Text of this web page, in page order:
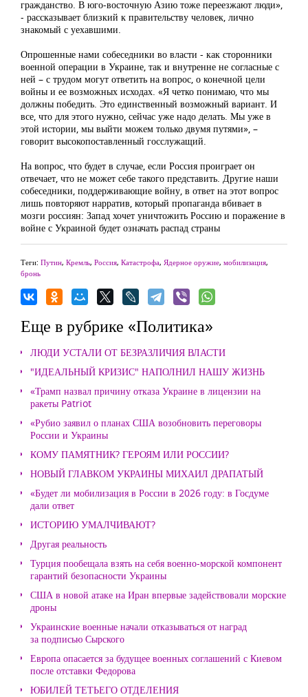
гражданство. В юго-восточную Азию тоже переезжают люди»,
- рассказывает близкий к правительству человек, лично
знакомый с уехавшими.
Опрошенные нами собеседники во власти - как сторонники
военной операции в Украине, так и внутренне не согласные с
ней – с трудом могут ответить на вопрос, о конечной цели
войны и ее возможных исходах. «Я четко понимаю, что мы
должны победить. Это единственный возможный вариант. И
все, что для этого нужно, сейчас уже надо делать. Мы уже в
этой истории, мы выйти можем только двумя путями», –
говорит высокопоставленный госслужащий.
На вопрос, что будет в случае, если Россия проиграет он
отвечает, что не может себе такого представить. Другие наши
собеседники, поддерживающие войну, в ответ на этот вопрос
лишь повторяют нарратив, который пропаганда вбивает в
мозги россиян: Запад хочет уничтожить Россию и поражение в
войне с Украиной будет означать распад страны
Теги: Путин, Кремль, Россия, Катастрофа, Ядерное оружие, мобилизация,
бронь
Еще в рубрике «Политика»
ЛЮДИ УСТАЛИ ОТ БЕЗРАЗЛИЧИЯ ВЛАСТИ
"ИДЕАЛЬНЫЙ КРИЗИС" НАПОЛНИЛ НАШУ ЖИЗНЬ
«Трамп назвал причину отказа Украине в лицензии на
ракеты Patriot
«Рубио заявил о планах США возобновить переговоры
России и Украины
КОМУ ПАМЯТНИК? ГЕРОЯМ ИЛИ РОССИИ?
НОВЫЙ ГЛАВКОМ УКРАИНЫ МИХАИЛ ДРАПАТЫЙ
«Будет ли мобилизация в России в 2026 году: в Госдуме
дали ответ
ИСТОРИЮ УМАЛЧИВАЮТ?
Другая реальность
Турция пообещала взять на себя военно-морской компонент
гарантий безопасности Украины
США в новой атаке на Иран впервые задействовали морские
дроны
Украинские военные начали отказываться от наград
за подписью Сырского
Европа опасается за будущее военных соглашений с Киевом
после отставки Федорова
ЮБИЛЕЙ ТЕТЬЕГО ОТДЕЛЕНИЯ